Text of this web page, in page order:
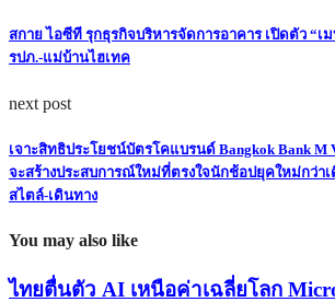
สกาย ไอซีที รุกธุรกิจบริหารจัดการอาคาร เปิดตัว “เ
รปภ.-แม่บ้านไฮเทค
next post
เจาะสิทธิประโยชน์บัตรโคแบรนด์ Bangkok Bank M
จะสร้างประสบการณ์ใหม่ที่ตรงใจนักช้อปยุคใหม่กว่า
สไตล์-เดินทาง
You may also like
ไทยตื่นตัว AI เหนือค่าเฉลี่ยโลก